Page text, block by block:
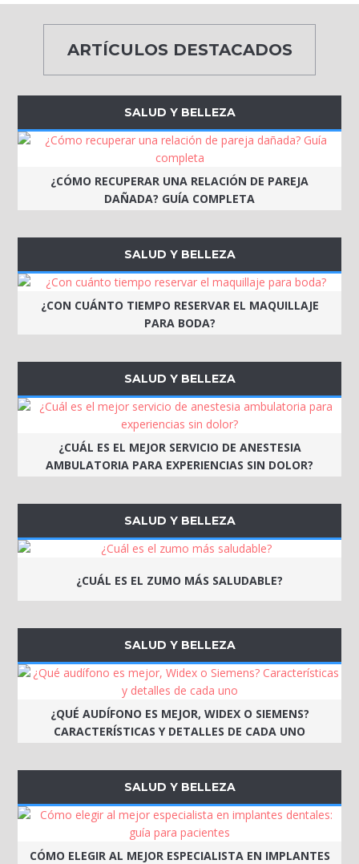
ARTÍCULOS DESTACADOS
SALUD Y BELLEZA
¿CÓMO RECUPERAR UNA RELACIÓN DE PAREJA
DAÑADA? GUÍA COMPLETA
SALUD Y BELLEZA
¿CON CUÁNTO TIEMPO RESERVAR EL MAQUILLAJE
PARA BODA?
SALUD Y BELLEZA
¿CUÁL ES EL MEJOR SERVICIO DE ANESTESIA
AMBULATORIA PARA EXPERIENCIAS SIN DOLOR?
SALUD Y BELLEZA
¿CUÁL ES EL ZUMO MÁS SALUDABLE?
SALUD Y BELLEZA
¿QUÉ AUDÍFONO ES MEJOR, WIDEX O SIEMENS?
CARACTERÍSTICAS Y DETALLES DE CADA UNO
SALUD Y BELLEZA
CÓMO ELEGIR AL MEJOR ESPECIALISTA EN IMPLANTES